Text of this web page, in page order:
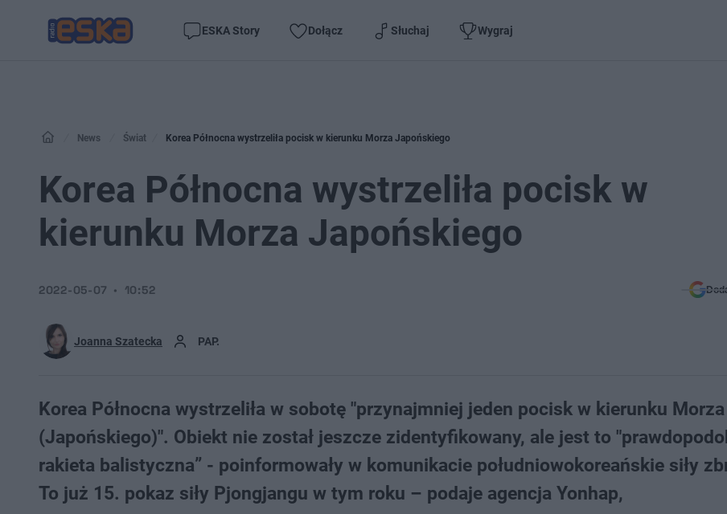
ESKA Story Dołącz Słuchaj Wygraj
News Świat Korea Północna wystrzeliła pocisk w kierunku Morza Japońskiego
Korea Północna wystrzeliła pocisk w
kierunku Morza Japońskiego
Joanna Szatecka PAP.
2022-05-07 10:52
Korea Północna wystrzeliła w sobotę "przynajmniej jeden pocisk w kierunku Morza
(Japońskiego)". Obiekt nie został jeszcze zidentyfikowany, ale jest to
rakieta balistyczna” - poinformowały w komunikacie południowokoreańskie siły
To już 15. pokaz siły Pjongjangu w tym roku – podaje agencja Yonhap,